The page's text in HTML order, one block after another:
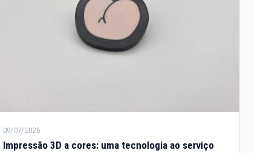
09/07/2026
Impressão 3D a cores: uma tecnologia ao serviço